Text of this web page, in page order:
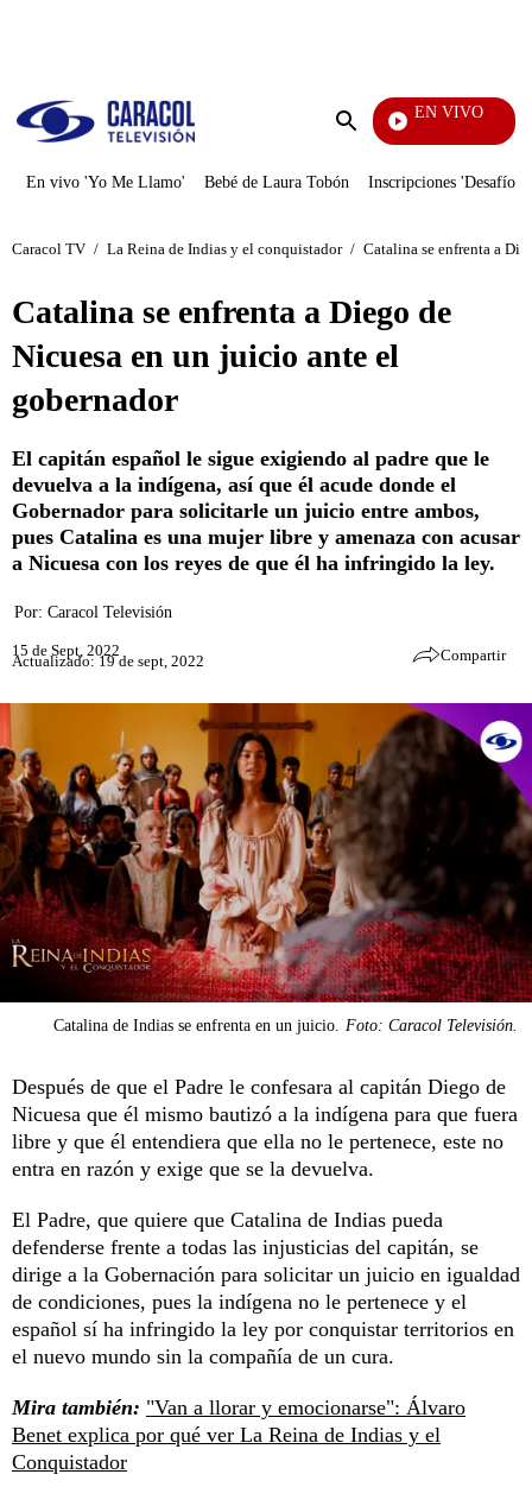
Enviar
EN VIVO
En vivo 'Yo Me Llamo' Bebé de Laura Tobón Inscripciones 'Desafío'
Caracol TV / La Reina de Indias y el conquistador / Catalina se enfrenta a
Catalina se enfrenta a Diego de
Nicuesa en un juicio ante el
gobernador
El capitán español le sigue exigiendo al padre que le
devuelva a la indígena, así que él acude donde el
Gobernador para solicitarle un juicio entre ambos,
pues Catalina es una mujer libre y amenaza con acusar
a Nicuesa con los reyes de que él ha infringido la ley.
Por: Caracol Televisión
15 de Sept, 2022
Actualizado: 19 de sept, 2022 Compartir
Catalina de Indias se enfrenta en un juicio. Foto: Caracol Televisión.
Después de que el Padre le confesara al capitán Diego de
Nicuesa que él mismo bautizó a la indígena para que fuera
libre y que él entendiera que ella no le pertenece, este no
entra en razón y exige que se la devuelva.
El Padre, que quiere que Catalina de Indias pueda
defenderse frente a todas las injusticias del capitán, se
dirige a la Gobernación para solicitar un juicio en igualdad
de condiciones, pues la indígena no le pertenece y el
español sí ha infringido la ley por conquistar territorios en
el nuevo mundo sin la compañía de un cura.
Mira también: "Van a llorar y emocionarse": Álvaro
Benet explica por qué ver La Reina de Indias y el
Conquistador